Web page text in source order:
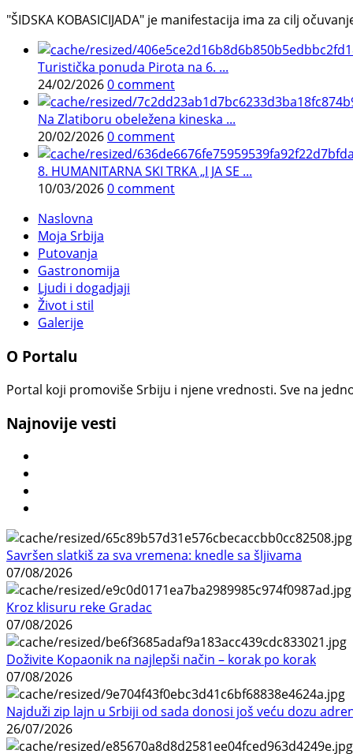
"ŠIDSKA KOBASICIJADA" je manifestacija ima za cilj
Turistička ponuda Pirota na 6. ...
24/02/20260 comment
Na Zlatiboru obeležena kineska ...
20/02/20260 comment
8. HUMANITARNA SKI TRKA „I JA SE ...
10/03/20260 comment
Naslovna
Moja Srbija
Putovanja
Gastronomija
Ljudi i dogadjaji
Život i stil
Galerije
O Portalu
Portal koji promoviše Srbiju i njene vrednosti. Sve na
Najnovije vesti
Savršen slatkiš za sva vremena: knedle sa šljivama
07/08/2026
Kroz klisuru reke Gradac
07/08/2026
Doživite Kopaonik na najlepši način – korak po korak
07/08/2026
Najduži zip lajn u Srbiji od sada donosi još veću dozu
26/07/2026